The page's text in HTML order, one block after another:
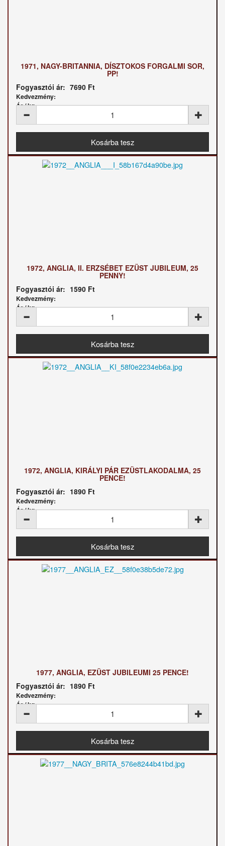
1971, NAGY-BRITANNIA, DÍSZTOKOS FORGALMI SOR,
PP!
Fogyasztói ár: 7690 Ft
Kedvezmény:
Ár / kg:
1972, ANGLIA, II. ERZSÉBET EZÜST JUBILEUM, 25
PENNY!
Fogyasztói ár: 1590 Ft
Kedvezmény:
Ár / kg:
1972, ANGLIA, KIRÁLYI PÁR EZÜSTLAKODALMA, 25
PENCE!
Fogyasztói ár: 1890 Ft
Kedvezmény:
Ár / kg:
1977, ANGLIA, EZÜST JUBILEUMI 25 PENCE!
Fogyasztói ár: 1890 Ft
Kedvezmény:
Ár / kg: